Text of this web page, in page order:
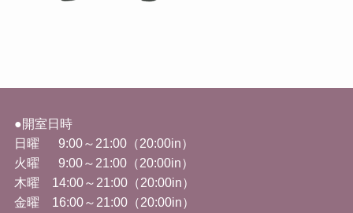
●開室日時
日曜 9:00～21:00（20:00in）
火曜 9:00～ 21:00（20:00in）
木曜 14:00～ 21:00（20:00in）
金曜 16:00～ 21:00（20:00in）